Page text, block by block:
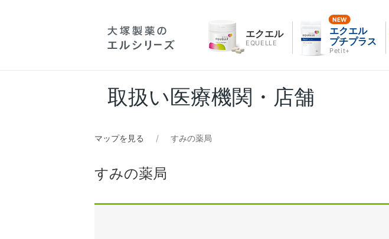
エクエル
EQUELLE
エクエル
プチプラス
Petit+
取扱い医療機関・店舗
マップを見る すみの薬局
すみの薬局